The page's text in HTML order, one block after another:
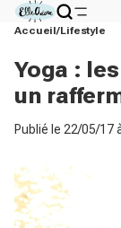
Accueil Lifestyle
Yoga :
un
Publié le 22/05/17